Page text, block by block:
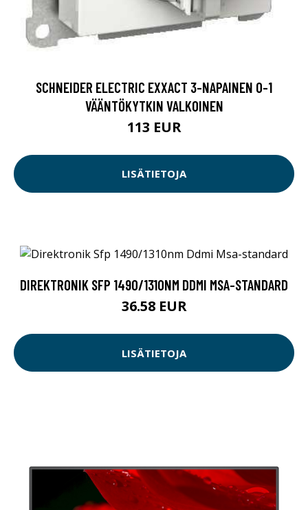
SCHNEIDER ELECTRIC EXXACT 3-NAPAINEN 0-1
VÄÄNTÖKYTKIN VALKOINEN
113 EUR
LISÄTIETOJA
DIREKTRONIK SFP 1490/1310NM DDMI MSA-STANDARD
36.58 EUR
LISÄTIETOJA